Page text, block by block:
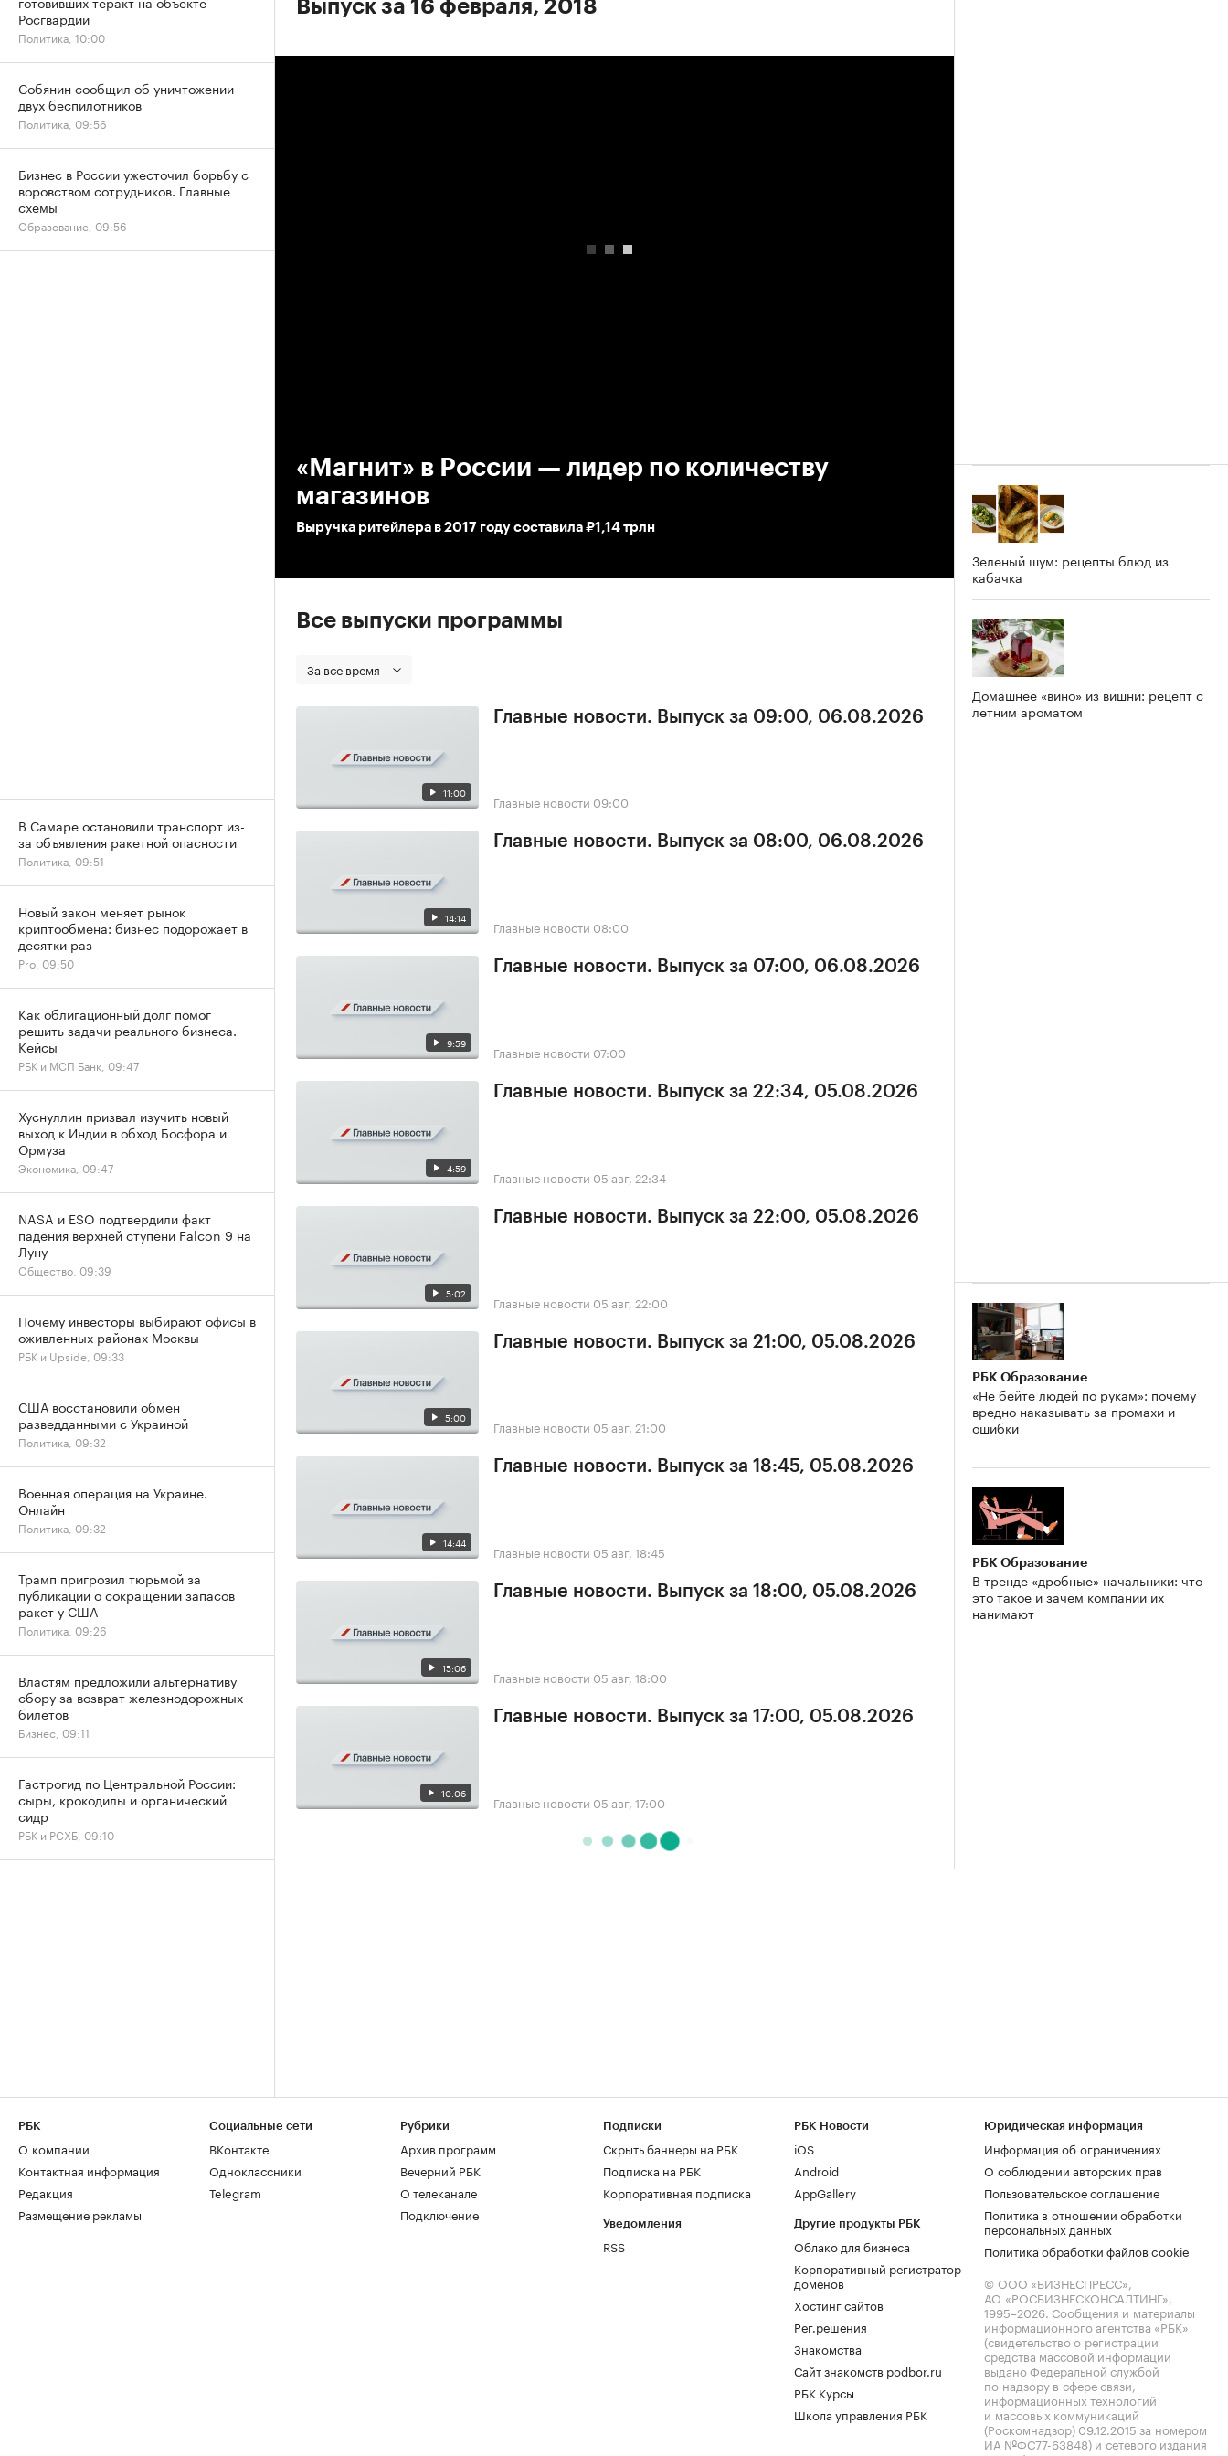
Выпуск за 16 февраля, 2018
«Магнит» в России — лидер по количеству
магазинов
Выручка ритейлера в 2017 году составила ₽1,14 трлн
Все выпуски программы
За все время
11:00
Главные новости. Выпуск за 09:00, 06.08.2026
Главные новости 09:00
14:14
Главные новости. Выпуск за 08:00, 06.08.2026
Главные новости 08:00
9:59
Главные новости. Выпуск за 07:00, 06.08.2026
Главные новости 07:00
4:59
Главные новости. Выпуск за 22:34, 05.08.2026
Главные новости 05 авг, 22:34
5:02
Главные новости. Выпуск за 22:00, 05.08.2026
Главные новости 05 авг, 22:00
5:00
Главные новости. Выпуск за 21:00, 05.08.2026
Главные новости 05 авг, 21:00
14:44
Главные новости. Выпуск за 18:45, 05.08.2026
Главные новости 05 авг, 18:45
15:06
Главные новости. Выпуск за 18:00, 05.08.2026
Главные новости 05 авг, 18:00
10:06
Главные новости. Выпуск за 17:00, 05.08.2026
Главные новости 05 авг, 17:00
Зеленый шум: рецепты блюд из
кабачка
Домашнее «вино» из вишни: рецепт с
летним ароматом
РБК Образование
«Не бейте людей по рукам»: почему
вредно наказывать за промахи и
ошибки
РБК Образование
В тренде «дробные» начальники: что
это такое и зачем компании их
нанимают
Росгвардии
Политика, 10:00
Собянин сообщил об уничтожении
двух беспилотников
Политика, 09:56
Бизнес в России ужесточил борьбу с
воровством сотрудников. Главные
схемы
Образование, 09:56
В Самаре остановили транспорт из-
за объявления ракетной опасности
Политика, 09:51
Новый закон меняет рынок
криптообмена: бизнес подорожает в
десятки раз
Pro, 09:50
Как облигационный долг помог
решить задачи реального бизнеса.
Кейсы
РБК и МСП Банк, 09:47
Хуснуллин призвал изучить новый
выход к Индии в обход Босфора и
Ормуза
Экономика, 09:47
NASA и ESO подтвердили факт
падения верхней ступени Falcon 9 на
Луну
Общество, 09:39
Почему инвесторы выбирают офисы в
оживленных районах Москвы
РБК и Upside, 09:33
США восстановили обмен
разведданными с Украиной
Политика, 09:32
Военная операция на Украине.
Онлайн
Политика, 09:32
Трамп пригрозил тюрьмой за
публикации о сокращении запасов
ракет у США
Политика, 09:26
Властям предложили альтернативу
сбору за возврат железнодорожных
билетов
Бизнес, 09:11
Гастрогид по Центральной России:
сыры, крокодилы и органический
сидр
РБК и РСХБ, 09:10
РБК
О компании
Контактная информация
Редакция
Размещение рекламы
Социальные сети
ВКонтакте
Одноклассники
Telegram
Рубрики
Архив программ
Вечерний РБК
О телеканале
Подключение
Подписки
Скрыть баннеры на РБК
Подписка на РБК
Корпоративная подписка
Уведомления
RSS
РБК Новости
iOS
Android
AppGallery
Другие продукты РБК
Облако для бизнеса
Корпоративный регистратор
доменов
Хостинг сайтов
Рег.решения
Знакомства
Сайт знакомств podbor.ru
РБК Курсы
Школа управления РБК
Юридическая информация
Информация об ограничениях
О соблюдении авторских прав
Пользовательское соглашение
Политика в отношении обработки
персональных данных
Политика обработки файлов cookie
© ООО «БИЗНЕСПРЕСС»,
АО «РОСБИЗНЕСКОНСАЛТИНГ»,
1995–2026. Сообщения и материалы
информационного агентства «РБК»
(свидетельство о регистрации
средства массовой информации
выдано Федеральной службой
по надзору в сфере связи,
информационных технологий
и массовых коммуникаций
(Роскомнадзор) 09.12.2015 за номером
ИА №ФС77-63848) и сетевого издания